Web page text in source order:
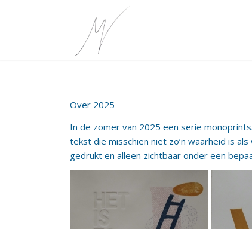
Over 2025
In de zomer van 2025 een serie
tekst die misschien niet zo’n waarheid is
gedrukt en alleen zichtbaar onder een